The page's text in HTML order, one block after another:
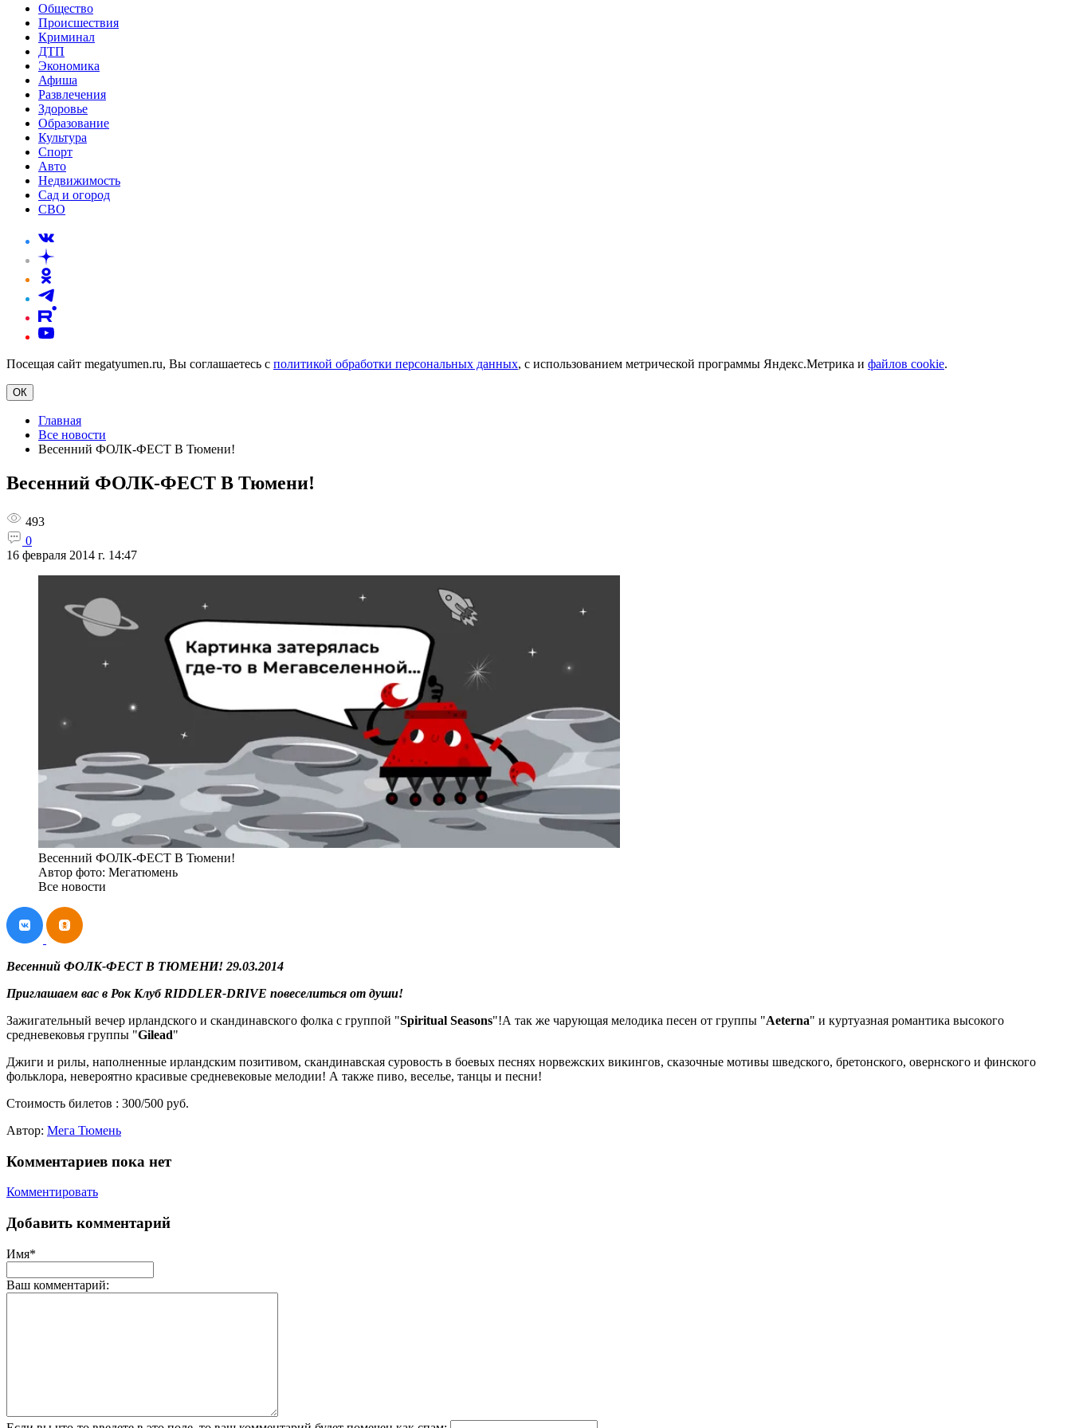
Общество
Происшествия
Криминал
ДТП
Экономика
Афиша
Развлечения
Здоровье
Образование
Культура
Спорт
Авто
Недвижимость
Сад и огород
СВО
Посещая сайт megatyumen.ru, Вы соглашаетесь с политикой обработки персональных данных, с использованием метрической программы Яндекс.Метрика и файлов cookie.
ОК
Главная
Все новости
Весенний ФОЛК-ФЕСТ В Тюмени!
Весенний ФОЛК-ФЕСТ В Тюмени!
493
0
16 февраля 2014 г. 14:47
Весенний ФОЛК-ФЕСТ В Тюмени!
Автор фото: Мегатюмень
Все новости
Весенний ФОЛК-ФЕСТ В ТЮМЕНИ! 29.03.2014
Приглашаем вас в Рок Клуб RIDDLER-DRIVE повеселиться от души!
Зажигательный вечер ирландского и скандинавского фолка с группой "Spiritual Seasons"!А так же чарующая мелодика песен от группы "Aeterna" и куртуазная романтика высокого
средневековья группы "Gilead"
Джиги и рилы, наполненные ирландским позитивом, скандинавская суровость в боевых песнях норвежских викингов, сказочные мотивы шведского, бретонского, овернского и финского
фольклора, невероятно красивые средневековые мелодии! А также пиво, веселье, танцы и песни!
Стоимость билетов : 300/500 руб.
Автор: Мега Тюмень
Комментариев пока нет
Комментировать
Добавить комментарий
Имя*
Ваш комментарий: